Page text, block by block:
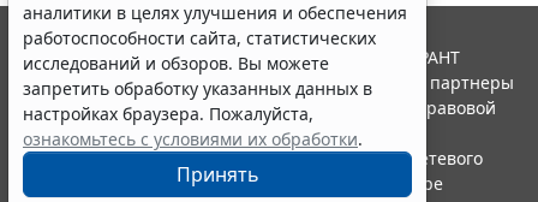
аналитики в целях улучшения и обеспечения
работоспособности сайта, статистических
исследований и обзоров. Вы можете
запретить обработку указанных данных в
настройках браузера. Пожалуйста,
ознакомьтесь с условиями их обработки.
Принять
© ООО "НПП "ГАРАНТ-СЕРВИС", 2026. Система ГАРАНТ
выпускается с 1990 года. Компания "Гарант" и ее партнеры
являются участниками Российской ассоциации правовой
информации ГАРАНТ.
Портал ГАРАНТ.РУ зарегистрирован в качестве сетевого
издания Федеральной службой по надзору в сфере